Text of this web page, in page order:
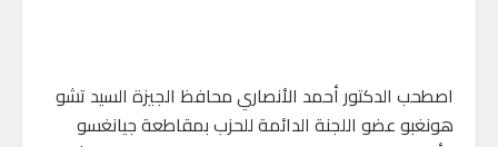
اصطحب الدكتور أحمد الأنصاري محافظ الجيزة السيد تشو
هونغبو عضو اللجنة الدائمة للحزب بمقاطعة جيانغسو